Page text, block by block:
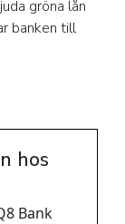
gröna lån
banken till
hos
Bank